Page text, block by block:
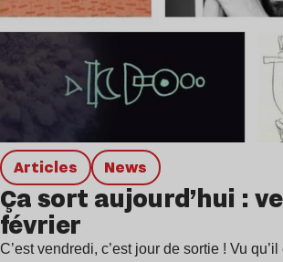
Articles news
Ça sort aujourd’hui :
février
C’est vendredi, c’est jour de sortie ! Vu